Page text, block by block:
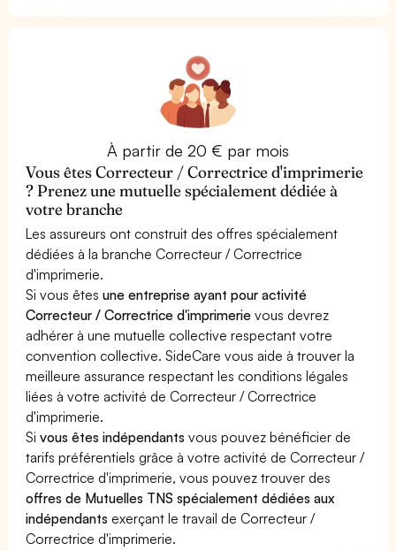
À partir de 20 € par mois
Vous êtes Correcteur / Correctrice d'imprimerie
? Prenez une mutuelle spécialement dédiée à
votre branche
Les assureurs ont construit des offres spécialement
dédiées à la branche Correcteur / Correctrice
d'imprimerie.
Si vous êtesune entreprise ayant pour activité
Correcteur / Correctrice d'imprimerie vous devrez
adhérer à une mutuelle collective respectant votre
convention collective. SideCare vous aide à trouver la
meilleure assurance respectant les conditions légales
liées à votre activité de Correcteur / Correctrice
d'imprimerie.
Sivous êtes indépendants vous pouvez bénéficier de
tarifs préférentiels grâce à votre activité de Correcteur /
Correctrice d'imprimerie, vous pouvez trouver des
offres de Mutuelles TNS spécialement dédiées aux
indépendants exerçant le travail de Correcteur /
Correctrice d'imprimerie.